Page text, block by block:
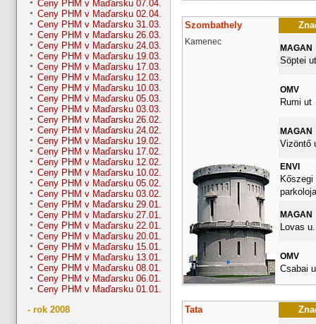
Ceny PHM v Maďarsku 07.04.
Ceny PHM v Maďarsku 02.04.
Ceny PHM v Maďarsku 31.03.
Ceny PHM v Maďarsku 26.03.
Ceny PHM v Maďarsku 24.03.
Ceny PHM v Maďarsku 19.03.
Ceny PHM v Maďarsku 17.03.
Ceny PHM v Maďarsku 12.03.
Ceny PHM v Maďarsku 10.03.
Ceny PHM v Maďarsku 05.03.
Ceny PHM v Maďarsku 03.03.
Ceny PHM v Maďarsku 26.02.
Ceny PHM v Maďarsku 24.02.
Ceny PHM v Maďarsku 19.02.
Ceny PHM v Maďarsku 17.02.
Ceny PHM v Maďarsku 12.02.
Ceny PHM v Maďarsku 10.02.
Ceny PHM v Maďarsku 05.02.
Ceny PHM v Maďarsku 03.02.
Ceny PHM v Maďarsku 29.01.
Ceny PHM v Maďarsku 27.01.
Ceny PHM v Maďarsku 22.01.
Ceny PHM v Maďarsku 20.01.
Ceny PHM v Maďarsku 15.01.
Ceny PHM v Maďarsku 13.01.
Ceny PHM v Maďarsku 08.01.
Ceny PHM v Maďarsku 06.01.
Ceny PHM v Maďarsku 01.01.
- rok 2008
Szombathely
Kamenec
MAGAN
Söptei
OMV
Rumi ut
MAGAN
Vizöntő
ENVI
Kőszegi
MAGAN
Lovas
OMV
Csabai
Tata